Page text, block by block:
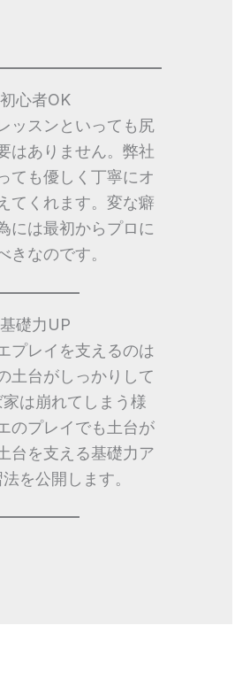
初心者OK
ッスンといっても尻
はありません。弊社
ても優しく丁寧にオ
てくれます。変な癖
には最初からプロに
きなのです。
基礎力UP
プレイを支えるのは
土台がしっかりして
は崩れてしまう様
のプレイでも土台が
台を支える基礎力ア
を公開します。